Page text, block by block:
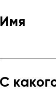
Имя
С